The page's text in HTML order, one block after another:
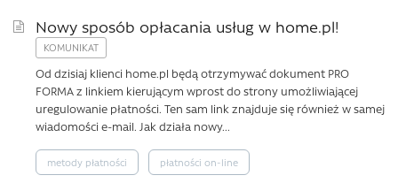
Nowy sposób opłacania usług w home.pl!
Od dzisiaj klienci home.pl będą otrzymywać dokument PRO
FORMA z linkiem kierującym wprost do strony umożliwiającej
uregulowanie płatności. Ten sam link znajduje się również w samej
wiadomości e-mail. Jak działa nowy...
metody płatności płatności on-line